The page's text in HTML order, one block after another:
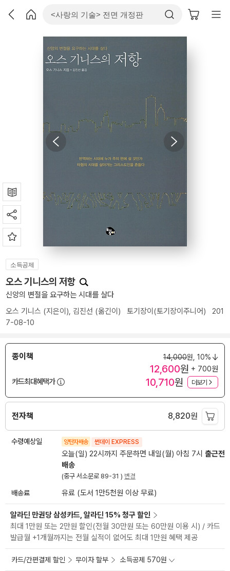
소득공제
오스 기니스의 저항
신앙의 변절을 요구하는 시대를 살다
오스 기니스 (지은이), 김진선 (옮긴이) 토기장이(토기장이주니어) 201
7-08-10
종이책 14,000원, 10%
12,600원 + 700원
카드최대혜택가
10,710원 더보기
전자책 8,820원
수령예상일 양탄자배송 썬데이 EXPRESS
오늘(일) 22시까지 주문하면 내일(월) 아침 7시 출근전
배송
(중구 서소문로 89-31 ) 변경
배송료 유료 (도서 1만5천원 이상 무료)
알라딘 만권당 삼성카드, 알라딘 15% 청구 할인
최대 1만원 또는 2만원 할인(전월 30만원 또는 60만원 이용 시) / 카드
발급월 +1개월까지는 전월 실적이 없어도 최대 1만원 혜택 제공
카드/간편결제 할인 무이자 할부 소득공제 570원